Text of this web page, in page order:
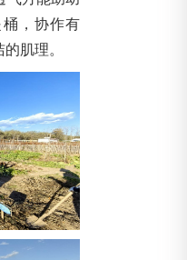
，协作有
肌理。